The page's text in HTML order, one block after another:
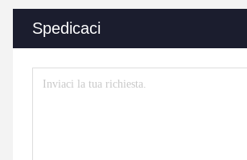
Spedicaci